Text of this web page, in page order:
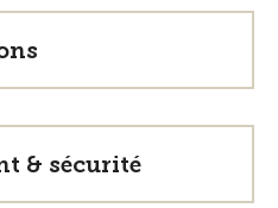
& sécurité